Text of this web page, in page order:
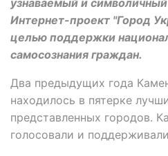
Интернет-проект "Город
целью поддержки
самосознания граждан.
Два предыдущих года
находилось в пятерке
представленных городов.
голосовали и